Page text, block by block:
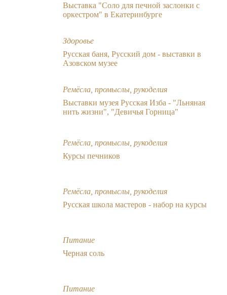
Выставка "Соло для печной заслонки с
оркестром" в Екатеринбурге
Здоровье
Русская баня, Русский дом - выставки в
Азовском музее
Ремёсла, промыслы, рукоделия
Выставки музея Русская Изба - "Льняная
нить жизни", "Девичья Горница"
Ремёсла, промыслы, рукоделия
Курсы печников
Ремёсла, промыслы, рукоделия
Русская школа мастеров - набор на курсы
Питание
Черная соль
Питание